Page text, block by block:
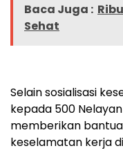
Baca Juga :
Sehat
Selain sosialisasi
kepada 500
memberikan
keselamatan kerja